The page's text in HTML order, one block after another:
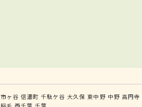
市ヶ谷 信濃町 千駄ケ谷 大久保 東中野 中野 高円寺